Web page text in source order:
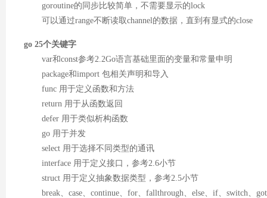
goroutine的同步比较简单，不需要显示的lock
可以通过range不断读取channel的数据，直到有显式的close
go 25个关键字
var和const参考2.2Go语言基础里面的变量和常量申明
package和import 包相关声明和导入
func 用于定义函数和方法
return 用于从函数返回
defer 用于类似析构函数
go 用于并发
select 用于选择不同类型的通讯
interface 用于定义接口，参考2.6小节
struct 用于定义抽象数据类型，参考2.5小节
break、case、continue、for、fallthrough、else、if、switch、